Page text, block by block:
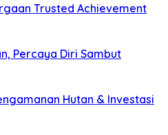
Trusted Achievement
Percaya Diri Sambut
Hutan & Investasi